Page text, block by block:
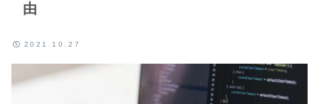
由
2021.10.27